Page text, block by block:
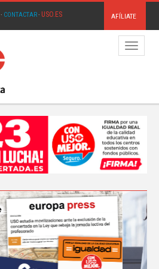
· CONTACTAR· USO.ES AFÍLIATE
Menú